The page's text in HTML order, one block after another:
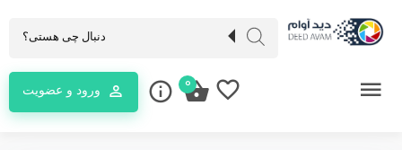
ورود و عضویت 0